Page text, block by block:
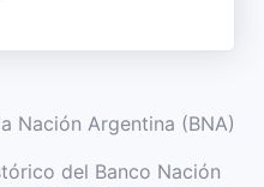
Nación Argentina (BNA)
del Banco Nación